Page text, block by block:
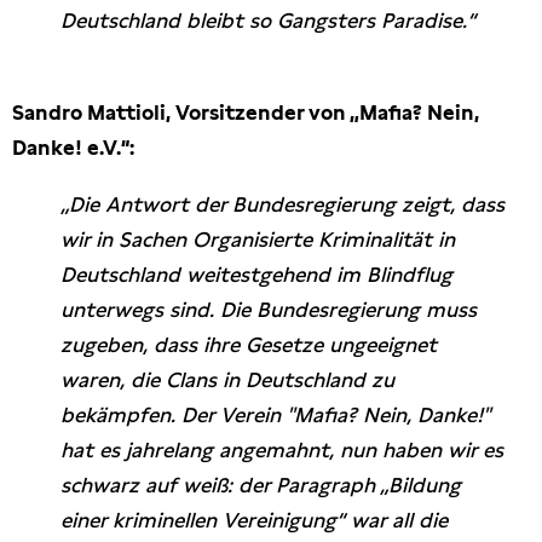
Deutschland bleibt so Gangsters Paradise.“
Sandro Mattioli, Vorsitzender von „Mafia? Nein,
Danke! e.V.“:
„Die Antwort der Bundesregierung zeigt, dass
wir in Sachen Organisierte Kriminalität in
Deutschland weitestgehend im Blindflug
unterwegs sind. Die Bundesregierung muss
zugeben, dass ihre Gesetze ungeeignet
waren, die Clans in Deutschland zu
bekämpfen. Der Verein "Mafia? Nein, Danke!"
hat es jahrelang angemahnt, nun haben wir es
schwarz auf weiß: der Paragraph „Bildung
einer kriminellen Vereinigung“ war all die